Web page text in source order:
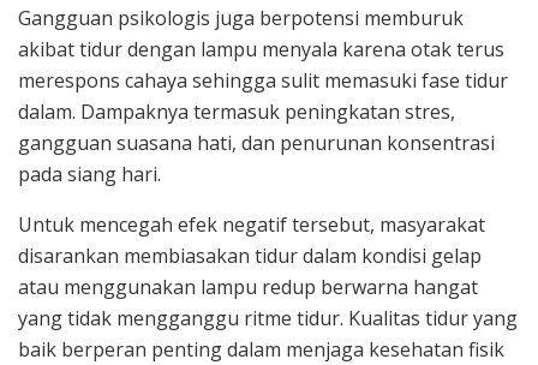
Gangguan psikologis juga berpotensi memburuk
akibat tidur dengan lampu menyala karena otak terus
merespons cahaya sehingga sulit memasuki fase tidur
dalam. Dampaknya termasuk peningkatan stres,
gangguan suasana hati, dan penurunan konsentrasi
pada siang hari.
Untuk mencegah efek negatif tersebut, masyarakat
disarankan membiasakan tidur dalam kondisi gelap
atau menggunakan lampu redup berwarna hangat
yang tidak mengganggu ritme tidur. Kualitas tidur yang
baik berperan penting dalam menjaga kesehatan fisik